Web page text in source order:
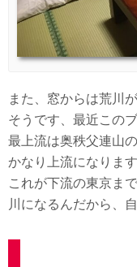
また、窓からは荒川
そうです、最近この
最上流は奥秩父連山
かなり上流になります
これが下流の東京ま
川になるんだから、